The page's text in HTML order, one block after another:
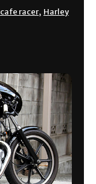
cafe racer, Harley